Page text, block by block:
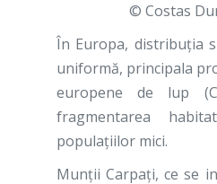
© Costas
În Europa, distribuția
uniformă, principala
europene de lup
fragmentarea
populațiilor mici.
Munții Carpați, ce se